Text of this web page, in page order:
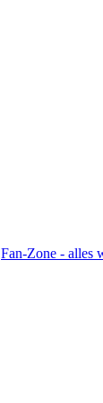
Fan-Zone - alles